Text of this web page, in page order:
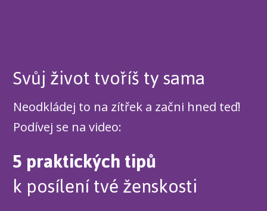
Svůj život tvoříš ty sama
Neodkládej to na zítřek a začni hned teď!
Podívej se na video:
5 praktických tipů
k posílení tvé ženskosti